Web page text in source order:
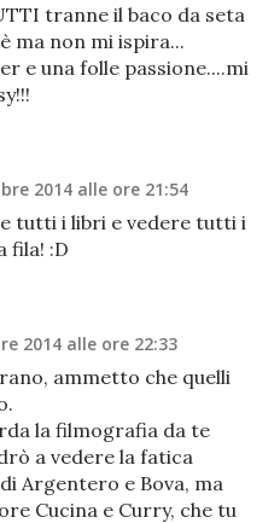
tranne il baco da seta
ma non mi ispira...
e una folle passione....mi
2014 alle ore 21:54
tutti i libri e vedere tutti i
fila! :D
2014 alle ore 22:33
ammetto che quelli
la filmografia da te
a vedere la fatica
Argentero e Bova, ma
Cucina e Curry, che tu